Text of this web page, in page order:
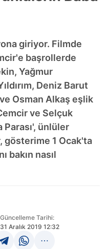
giriyor. Filmde
başrollerde
Yağmur
Deniz Barut
Osman Alkaş eşlik
ve Selçuk
ünlüler
gösterime 1 Ocak'ta
bakın nasıl
Güncelleme Tarihi:
31 Aralık 2019 12:32